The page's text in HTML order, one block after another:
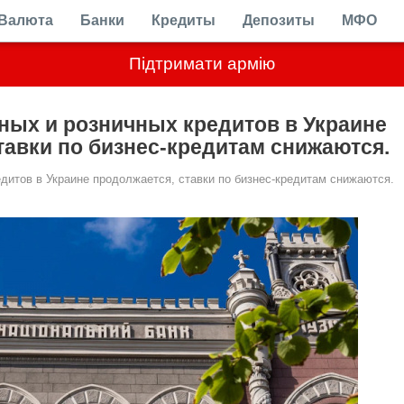
Підтримати армію
Банки Кредиты Депозиты МФО
и розничных кредитов в Украине
по бизнес-кредитам снижаются.
в Украине продолжается, ставки по бизнес-кредитам снижаются.